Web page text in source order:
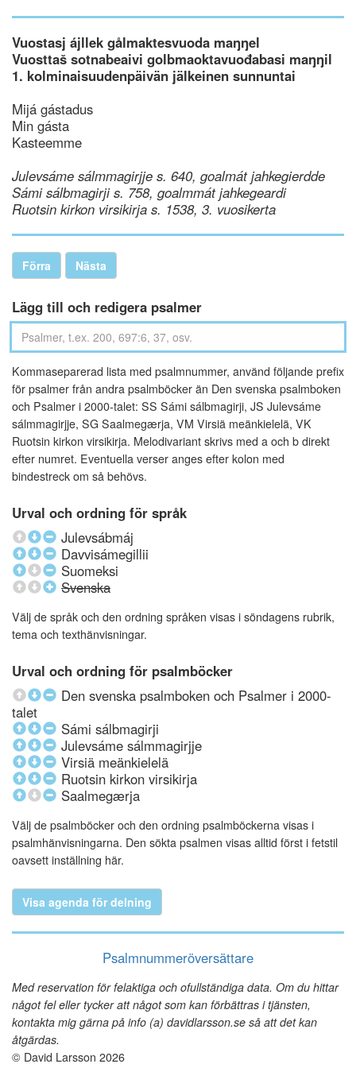
Vuostasj ájllek gålmaktesvuoda maŋŋel
Vuosttaš sotnabeaivi golbmaoktavuođabasi maŋŋil
1. kolminaisuudenpäivän jälkeinen sunnuntai
Mijá gástadus
Min gásta
Kasteemme
Julevsáme sálmmagirjje s. 640, goalmát jahkegierdde
Sámi sálbmagirji s. 758, goalmmát jahkegeardi
Ruotsin kirkon virsikirja s. 1538, 3. vuosikerta
Förra Nästa
Lägg till och redigera psalmer
Kommaseparerad lista med psalmnummer, använd följande prefix
för psalmer från andra psalmböcker än Den svenska psalmboken
och Psalmer i 2000-talet: SS Sámi sálbmagirji, JS Julevsáme
sálmmagirjje, SG Saalmegærja, VM Virsiä meänkielelä, VK
Ruotsin kirkon virsikirja. Melodivariant skrivs med a och b direkt
efter numret. Eventuella verser anges efter kolon med
bindestreck om så behövs.
Urval och ordning för språk
Julevsábmáj
Davvisámegillii
Suomeksi
Svenska
Välj de språk och den ordning språken visas i söndagens rubrik,
tema och texthänvisningar.
Urval och ordning för psalmböcker
Den svenska psalmboken och Psalmer i 2000-
talet
Sámi sálbmagirji
Julevsáme sálmmagirjje
Virsiä meänkielelä
Ruotsin kirkon virsikirja
Saalmegærja
Välj de psalmböcker och den ordning psalmböckerna visas i
psalmhänvisningarna. Den sökta psalmen visas alltid först i fetstil
oavsett inställning här.
Visa agenda för delning
Psalmnummeröversättare
Med reservation för felaktiga och ofullständiga data. Om du hittar
något fel eller tycker att något som kan förbättras i tjänsten,
kontakta mig gärna på info (a) davidlarsson.se så att det kan
åtgärdas.
© David Larsson 2026